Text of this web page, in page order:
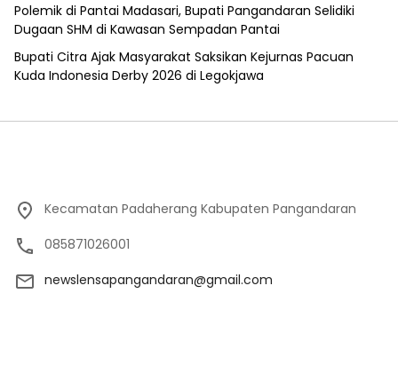
Polemik di Pantai Madasari, Bupati Pangandaran Selidiki
Dugaan SHM di Kawasan Sempadan Pantai
Bupati Citra Ajak Masyarakat Saksikan Kejurnas Pacuan
Kuda Indonesia Derby 2026 di Legokjawa
Kecamatan Padaherang Kabupaten Pangandaran
085871026001
newslensapangandaran@gmail.com